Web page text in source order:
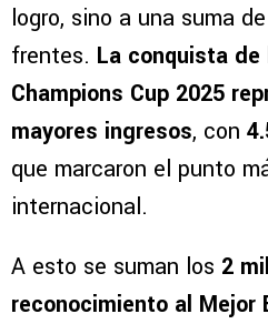
logro, sino a una suma
frentes. La conquista
Champions Cup 2025
mayores ingresos, con
que marcaron el punto
internacional.
A esto se suman los 2
reconocimiento al Mejor